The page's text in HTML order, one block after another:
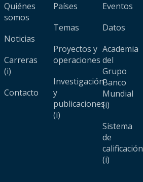
Quiénes
somos
Noticias
Carreras
(i)
Contacto
Países
Temas
Proyectos y
operaciones
Investigación
y
publicaciones
(i)
Eventos
Datos
Academia
del
Grupo
Banco
Mundial
(i)
Sistema
de
calificación
(i)